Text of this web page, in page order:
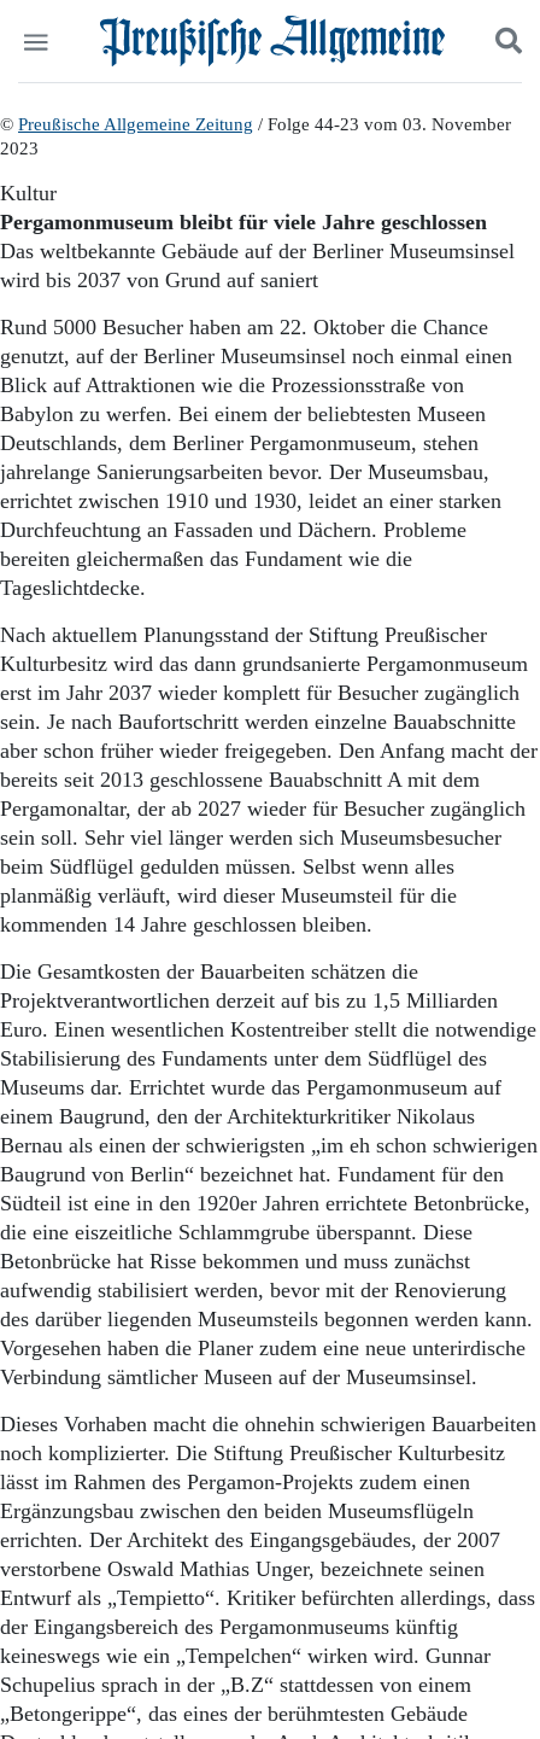
Start
Wer wir sind
Aktuelle Ausgabe
Abonnenten-Login
Abo Prämien
Archiv
Mediadaten
Politik
Gesellschaft
Leben
Geschichte
Pommern
Berlin-Brandenburg
Schlesien
Danzig und Westpreußen
Bücher
Kontakt
Impressum
Datenschutz
Suchen und finden
© Preußische Allgemeine Zeitung / Folge 44-23 vom 03. November
2023
Kultur
Pergamonmuseum bleibt für viele Jahre geschlossen
Das weltbekannte Gebäude auf der Berliner Museumsinsel
wird bis 2037 von Grund auf saniert
Rund 5000 Besucher haben am 22. Oktober die Chance
genutzt, auf der Berliner Museumsinsel noch einmal einen
Blick auf Attraktionen wie die Prozessionsstraße von
Babylon zu werfen. Bei einem der beliebtesten Museen
Deutschlands, dem Berliner Pergamonmuseum, stehen
jahrelange Sanierungsarbeiten bevor. Der Museumsbau,
errichtet zwischen 1910 und 1930, leidet an einer starken
Durchfeuchtung an Fassaden und Dächern. Probleme
bereiten gleichermaßen das Fundament wie die
Tageslichtdecke.
Nach aktuellem Planungsstand der Stiftung Preußischer
Kulturbesitz wird das dann grundsanierte Pergamonmuseum
erst im Jahr 2037 wieder komplett für Besucher zugänglich
sein. Je nach Baufortschritt werden einzelne Bauabschnitte
aber schon früher wieder freigegeben. Den Anfang macht der
bereits seit 2013 geschlossene Bauabschnitt A mit dem
Pergamonaltar, der ab 2027 wieder für Besucher zugänglich
sein soll. Sehr viel länger werden sich Museumsbesucher
beim Südflügel gedulden müssen. Selbst wenn alles
planmäßig verläuft, wird dieser Museumsteil für die
kommenden 14 Jahre geschlossen bleiben.
Die Gesamtkosten der Bauarbeiten schätzen die
Projektverantwortlichen derzeit auf bis zu 1,5 Milliarden
Euro. Einen wesentlichen Kostentreiber stellt die notwendige
Stabilisierung des Fundaments unter dem Südflügel des
Museums dar. Errichtet wurde das Pergamonmuseum auf
einem Baugrund, den der Architekturkritiker Nikolaus
Bernau als einen der schwierigsten „im eh schon schwierigen
Baugrund von Berlin“ bezeichnet hat. Fundament für den
Südteil ist eine in den 1920er Jahren errichtete Betonbrücke,
die eine eiszeitliche Schlammgrube überspannt. Diese
Betonbrücke hat Risse bekommen und muss zunächst
aufwendig stabilisiert werden, bevor mit der Renovierung
des darüber liegenden Museumsteils begonnen werden kann.
Vorgesehen haben die Planer zudem eine neue unterirdische
Verbindung sämtlicher Museen auf der Museumsinsel.
Dieses Vorhaben macht die ohnehin schwierigen Bauarbeiten
noch komplizierter. Die Stiftung Preußischer Kulturbesitz
lässt im Rahmen des Pergamon-Projekts zudem einen
Ergänzungsbau zwischen den beiden Museumsflügeln
errichten. Der Architekt des Eingangsgebäudes, der 2007
verstorbene Oswald Mathias Unger, bezeichnete seinen
Entwurf als „Tempietto“. Kritiker befürchten allerdings, dass
der Eingangsbereich des Pergamonmuseums künftig
keineswegs wie ein „Tempelchen“ wirken wird. Gunnar
Schupelius sprach in der „B.Z“ stattdessen von einem
„Betongerippe“, das eines der berühmtesten Gebäude